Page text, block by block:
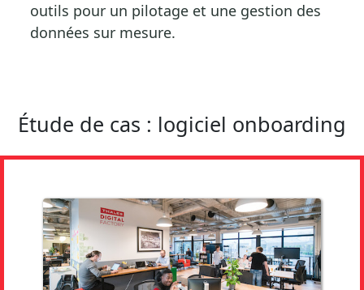
outils pour un pilotage et une gestion des
données sur mesure.
Étude de cas : logiciel onboarding